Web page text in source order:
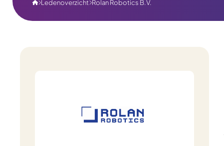
Ledenoverzicht Rolan Robotics B.V.